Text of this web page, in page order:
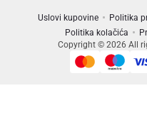
Uslovi kupovine Politika
Politika kolačića
Copyright © 2026 All